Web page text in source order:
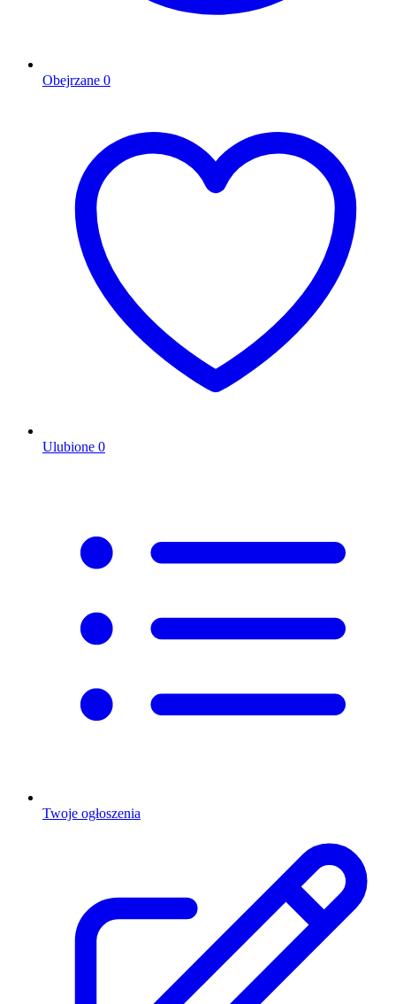
Obejrzane 0
Ulubione 0
Twoje ogłoszenia